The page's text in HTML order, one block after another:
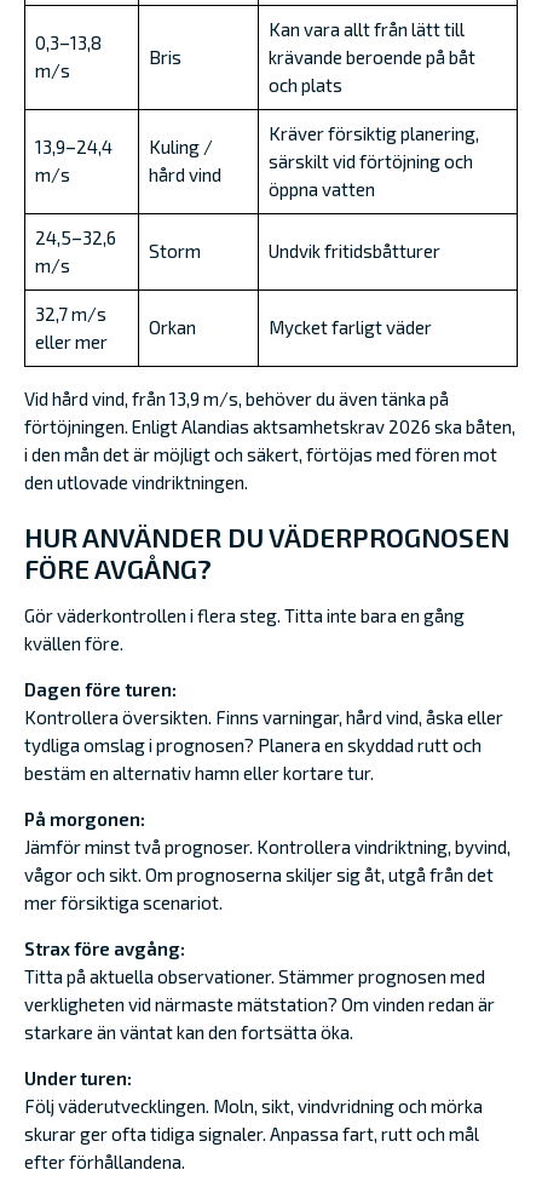
0,3–13,8
m/s
Bris
Kan vara allt från lätt till
krävande beroende på båt
och plats
13,9–24,4
m/s
Kuling /
hård vind
Kräver försiktig planering,
särskilt vid förtöjning och
öppna vatten
24,5–32,6
m/s
Storm Undvik fritidsbåtturer
32,7 m/s
eller mer
Orkan Mycket farligt väder
Vid hård vind, från 13,9 m/s, behöver du även tänka på
förtöjningen. Enligt Alandias aktsamhetskrav 2026 ska båten,
i den mån det är möjligt och säkert, förtöjas med fören mot
den utlovade vindriktningen.
HUR ANVÄNDER DU VÄDERPROGNOSEN
FÖRE AVGÅNG?
Gör väderkontrollen i flera steg. Titta inte bara en gång
kvällen före.
Dagen före turen:
Kontrollera översikten. Finns varningar, hård vind, åska eller
tydliga omslag i prognosen? Planera en skyddad rutt och
bestäm en alternativ hamn eller kortare tur.
På morgonen:
Jämför minst två prognoser. Kontrollera vindriktning, byvind,
vågor och sikt. Om prognoserna skiljer sig åt, utgå från det
mer försiktiga scenariot.
Strax före avgång:
Titta på aktuella observationer. Stämmer prognosen med
verkligheten vid närmaste mätstation? Om vinden redan är
starkare än väntat kan den fortsätta öka.
Under turen:
Följ väderutvecklingen. Moln, sikt, vindvridning och mörka
skurar ger ofta tidiga signaler. Anpassa fart, rutt och mål
efter förhållandena.